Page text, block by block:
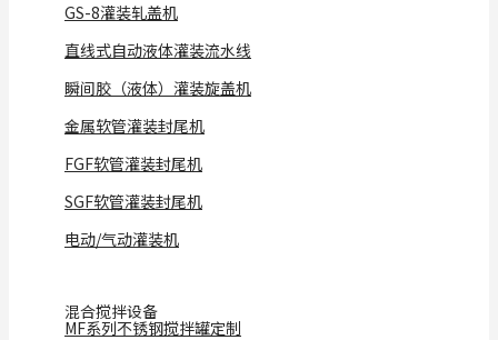
GS-8灌装轧盖机
直线式自动液体灌装流水线
瞬间胶（液体）灌装旋盖机
金属软管灌装封尾机
FGF软管灌装封尾机
SGF软管灌装封尾机
电动/气动灌装机
混合搅拌设备
MF系列不锈钢搅拌罐定制